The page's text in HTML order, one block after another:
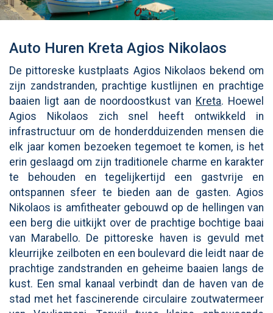
Auto Huren Kreta Agios Nikolaos
De pittoreske kustplaats Agios Nikolaos bekend om
zijn zandstranden, prachtige kustlijnen en prachtige
baaien ligt aan de noordoostkust van Kreta. Hoewel
Agios Nikolaos zich snel heeft ontwikkeld in
infrastructuur om de honderdduizenden mensen die
elk jaar komen bezoeken tegemoet te komen, is het
erin geslaagd om zijn traditionele charme en karakter
te behouden en tegelijkertijd een gastvrije en
ontspannen sfeer te bieden aan de gasten. Agios
Nikolaos is amfitheater gebouwd op de hellingen van
een berg die uitkijkt over de prachtige bochtige baai
van Marabello. De pittoreske haven is gevuld met
kleurrijke zeilboten en een boulevard die leidt naar de
prachtige zandstranden en geheime baaien langs de
kust. Een smal kanaal verbindt dan de haven van de
stad met het fascinerende circulaire zoutwatermeer